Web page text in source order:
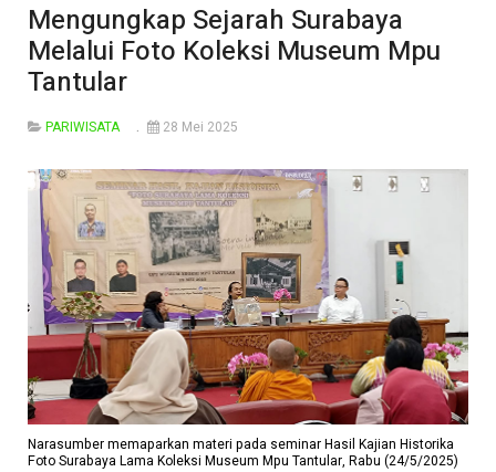
Mengungkap Sejarah Surabaya
Melalui Foto Koleksi Museum Mpu
Tantular
PARIWISATA 28 Mei 2025
Narasumber memaparkan materi pada seminar Hasil Kajian Historika
Foto Surabaya Lama Koleksi Museum Mpu Tantular, Rabu (24/5/2025)